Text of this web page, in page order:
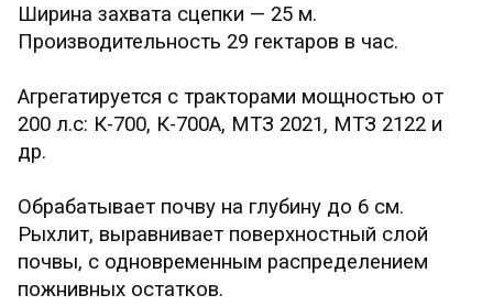
Ширина захвата сцепки — 25 м.
Производительность 29 гектаров в час.
Агрегатируется с тракторами мощностью от
200 л.с: К-700, К-700А, МТЗ 2021, МТЗ 2122 и
др.
Обрабатывает почву на глубину до 6 см.
Рыхлит, выравнивает поверхностный слой
почвы, с одновременным распределением
пожнивных остатков.